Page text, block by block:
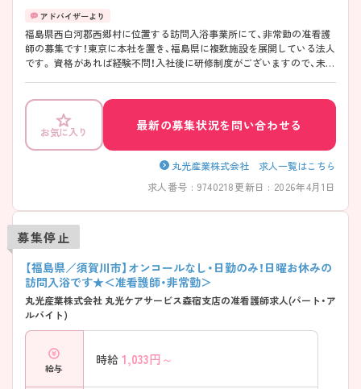
福島県西白河郡西郷村に位置する訪問入浴事業所にて、非常勤の准看護
師の募集です！東京に本社を置き、福島県に複数施設を展開している法人
です。 資格があれば経験不問！入社後に研修制度がございますので、未経
軽にご相談ください！
お気に入り
最新の募集状況を問い合わせる
丸光産業株式会社 求人一覧はこちら
求人番号 : 9740218更新日 : 2026年4月1日
募集停止
【福島県／須賀川市】オンコールなし・日勤のみ！日曜お休みの
訪問入浴です★＜准看護師・非常勤＞
丸光産業株式会社 丸光ケアサービス森宿支店の准看護師求人(パート・ア
ルバイト)
給与
時給 1,033円～